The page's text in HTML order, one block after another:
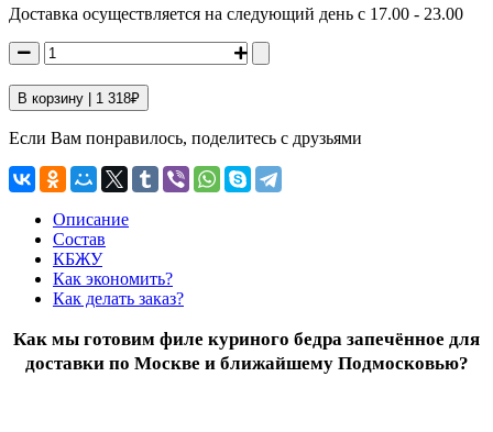
Доставка осуществляется на следующий день с 17.00 - 23.00
В корзину | 1 318₽
Если Вам понравилось, поделитесь с друзьями
Описание
Состав
КБЖУ
Как экономить?
Как делать заказ?
Как мы готовим филе куриного бедра запечённое для
доставки по Москве и ближайшему Подмосковью?